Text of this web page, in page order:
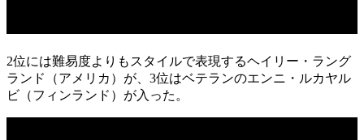
2位には難易度よりもスタイルで表現するヘイリー・ラング
ランド（アメリカ）が、3位はベテランのエンニ・ルカヤル
ビ（フィンランド）が入った。